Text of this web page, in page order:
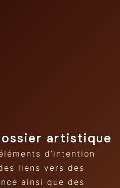
artistique
d’intention
liens vers des
ainsi que des